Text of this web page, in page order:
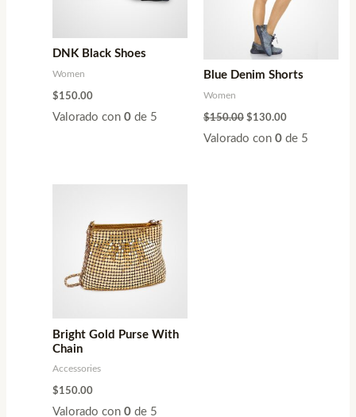
DNK Black Shoes
Women
$150.00
Valorado con0 de 5
Blue Denim Shorts
Women
$150.00 $130.00
Valorado con 0de 5
Bright Gold Purse With
Chain
Accessories
$150.00
Valorado con0 de 5